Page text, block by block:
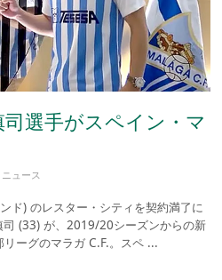
司選手がスペイン・マ
ニュース
ド) のレスター・シティを契約満了に
司 (33) が、2019/20シーズンからの新
ーグのマラガ C.F.。スペ ...